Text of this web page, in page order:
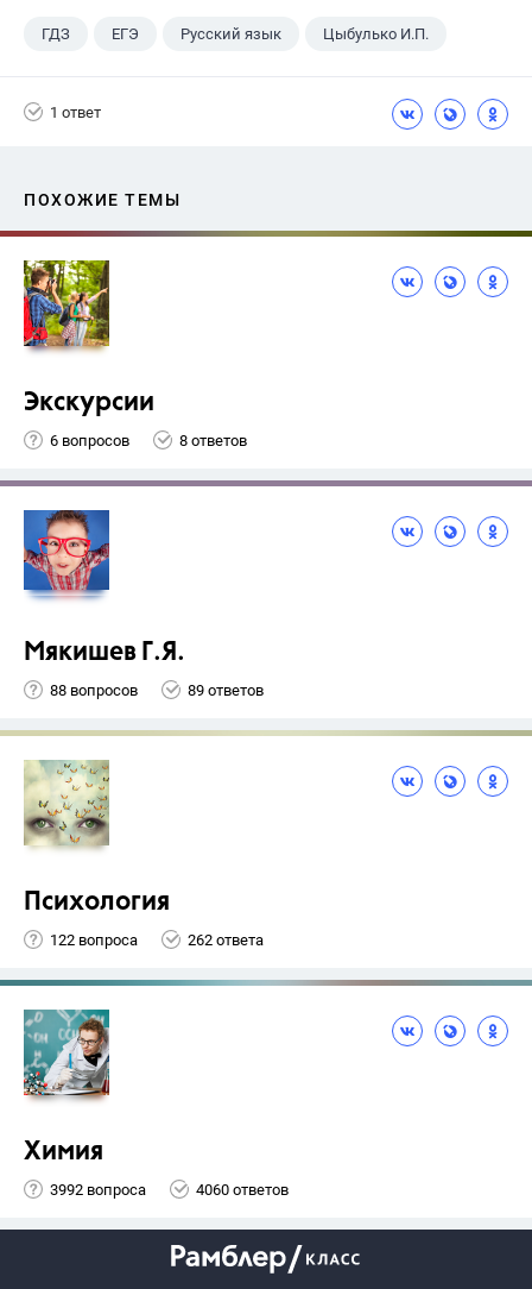
ГДЗ ЕГЭ Русский язык Цыбулько И.П.
1 ответ
ПОХОЖИЕ ТЕМЫ
Экскурсии
6 вопросов 8 ответов
Мякишев Г.Я.
88 вопросов 89 ответов
Психология
122 вопроса 262 ответа
Химия
3992 вопроса 4060 ответов